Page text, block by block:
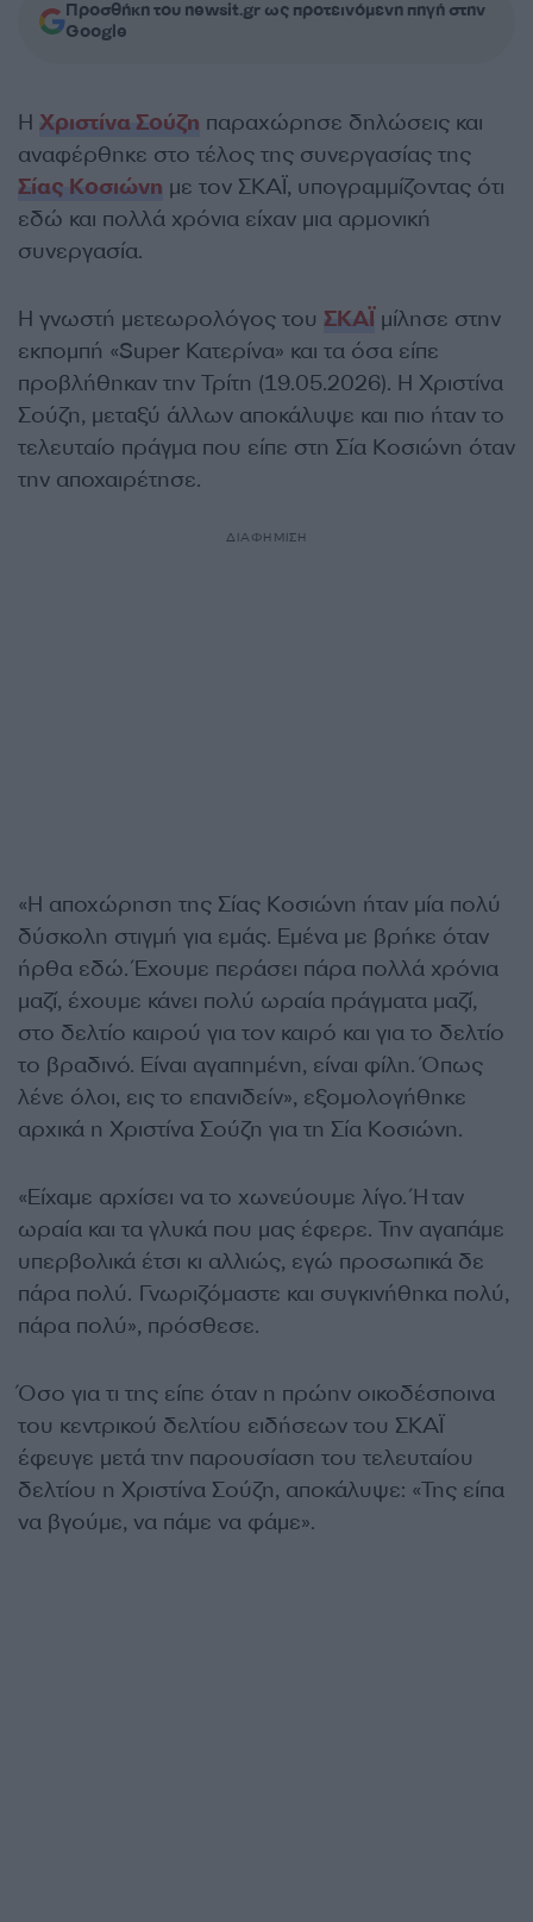
Προσθήκη του newsit.gr ως προτεινόμενη πηγή στην
Google
Η Χριστίνα Σούζη παραχώρησε δηλώσεις και
αναφέρθηκε στο τέλος της συνεργασίας της
Σίας Κοσιώνη με τον ΣΚΑΪ, υπογραμμίζοντας ότι
εδώ και πολλά χρόνια είχαν μια αρμονική
συνεργασία.
Η γνωστή μετεωρολόγος του ΣΚΑΪμίλησε στην
εκπομπή «Super Κατερίνα» και τα όσα είπε
προβλήθηκαν την Τρίτη (19.05.2026). Η Χριστίνα
Σούζη, μεταξύ άλλων αποκάλυψε και πιο ήταν το
τελευταίο πράγμα που είπε στη Σία Κοσιώνη όταν
την αποχαιρέτησε.
ΔΙΑΦΗΜΙΣΗ
«Η αποχώρηση της Σίας Κοσιώνη ήταν μία πολύ
δύσκολη στιγμή για εμάς. Εμένα με βρήκε όταν
ήρθα εδώ. Έχουμε περάσει πάρα πολλά χρόνια
μαζί, έχουμε κάνει πολύ ωραία πράγματα μαζί,
στο δελτίο καιρού για τον καιρό και για το δελτίο
το βραδινό. Είναι αγαπημένη, είναι φίλη. Όπως
λένε όλοι, εις το επανιδείν», εξομολογήθηκε
αρχικά η Χριστίνα Σούζη για τη Σία Κοσιώνη.
«Είχαμε αρχίσει να το χωνεύουμε λίγο. Ήταν
ωραία και τα γλυκά που μας έφερε. Την αγαπάμε
υπερβολικά έτσι κι αλλιώς, εγώ προσωπικά δε
πάρα πολύ. Γνωριζόμαστε και συγκινήθηκα πολύ,
πάρα πολύ», πρόσθεσε.
Όσο για τι της είπε όταν η πρώην οικοδέσποινα
του κεντρικού δελτίου ειδήσεων του ΣΚΑΪ
έφευγε μετά την παρουσίαση του τελευταίου
δελτίου η Χριστίνα Σούζη, αποκάλυψε: «Της είπα
να βγούμε, να πάμε να φάμε».